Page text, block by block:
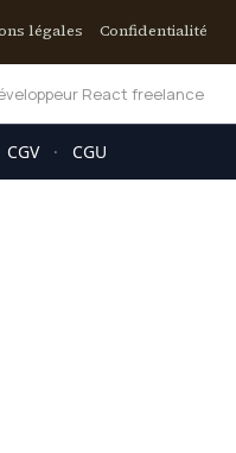
légales Confidentialité
React freelance
CGV · CGU